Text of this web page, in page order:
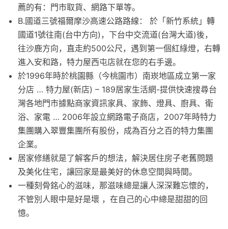
薦的有：門市取貨、網路下單等。
B.國道三號福爾摩沙高速公路路線： 於「新竹系統」轉
國道1號往南(台中方向)，下台中交流道(台灣大道)後，
往沙鹿方向，直走約500公尺，遇到第一個紅綠燈，右轉
進入安和路，特力屋西屯店就在您的右手邊。
於1996年時於桃園縣（今桃園市）南崁地區成立第一家
分店 … 特力屋(新店) – 189居家生活網-提供快速搜尋台
灣各地門市據點商家資訊家具、家飾、燈具、廚具、衛
浴、家電 … 2006年設立網路電子商店，2007年時特力
集團購入翠豐集團所有股份，成為百分之百的特力集團
企業。
居家修繕就是了解客戶的想法，解決居住房子老舊問題
及美化住宅，讓回家是最美好的休息空間與時間。
一種刻骨銘心的滋味，那滋味總是讓人深深難忘懷的，
不管別人眼中是好是壞 ，在自己的心中總是甜甜的回
憶。